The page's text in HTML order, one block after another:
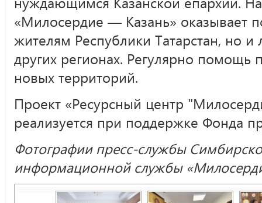
«Милосердие — Казань» оказывает
жителям Республики Татарстан,
других регионах. Регулярно
новых территорий.
Проект «Ресурсный центр
реализуется при поддержке Фонда
Фотографии пресс-службы
информационной службы